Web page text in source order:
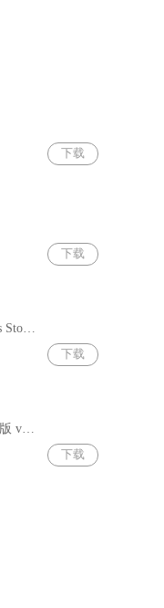
下载
下载
温泉物语(Hot Springs Story) v2.79
下载
欢迎来到埃尔克电脑版 v1.22.4
下载